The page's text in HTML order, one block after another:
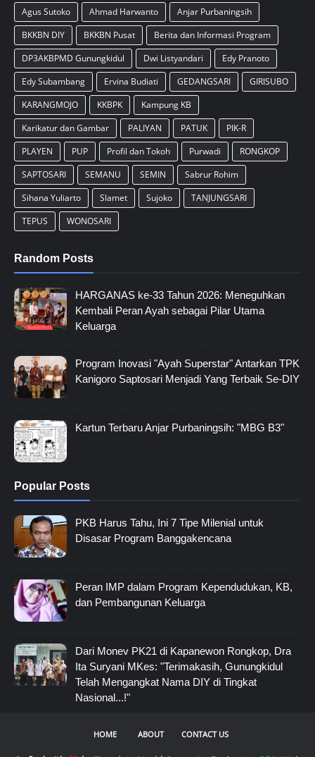
Agus Sutoko Ahmad Harwanto
Anjar Purbaningsih
BKKBN DIY
BKKBN Pusat
Berita dan Informasi Program
DP3AKBPMD Gunungkidul
Dwi Listyandari
Edy Pranoto
Edy Subambang
Ervina Budiati GEDANGSARI
GIRISUBO
KARANGMOJO
KKBPK
Kampung KB
Karikatur dan Gambar
PALIYAN PATUK
PIK-R
PLAYEN
PUP Profil dan Tokoh Purwadi
RONGKOP
SAPTOSARI
SEMANU SEMIN
Sabrur Rohim
Sihana Yuliarto
Slamet Sujoko
TANJUNGSARI
TEPUS
WONOSARI
Random Posts
HARGANAS ke-33 Tahun 2026: Meneguhkan
Kembali Peran Ayah sebagai Pilar Utama
Keluarga
Program Inovasi "Ayah Superstar" Antarkan TPK
Kanigoro Saptosari Menjadi Yang Terbaik Se-DIY
Kartun Terbaru Anjar Purbaningsih: "MBG B3"
Popular Posts
PKB Harus Tahu, Ini 7 Tipe Milenial untuk
Disasar Program Banggakencana
Peran IMP dalam Program Kependudukan, KB,
dan Pembangunan Keluarga
Dari Monev PK21 di Kapanewon Rongkop, Dra
Ita Suryani MKes: "Terimakasih, Gunungkidul
Telah Mengangkat Nama DIY di Tingkat
Nasional...!"
HOME ABOUT CONTACT US